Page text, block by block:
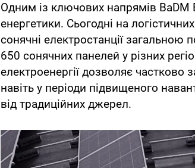
Одним із ключових напрямів BaDM
енергетики. Сьогодні на
сонячні електростанції
650 сонячних панелей у різних
електроенергії дозволяє частково
навіть у періоди підвищеного
від традиційних джерел.